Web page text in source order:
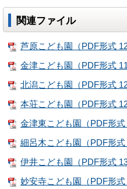
関連ファイル
芦原こども園（PDF形式
金津こども園（PDF形式
北潟こども園（PDF形式
本荘こども園（PDF形式
金津東こども園（PDF形式
細呂木こども園（PDF形式
伊井こども園（PDF形式
妙安寺こども園（PDF形式